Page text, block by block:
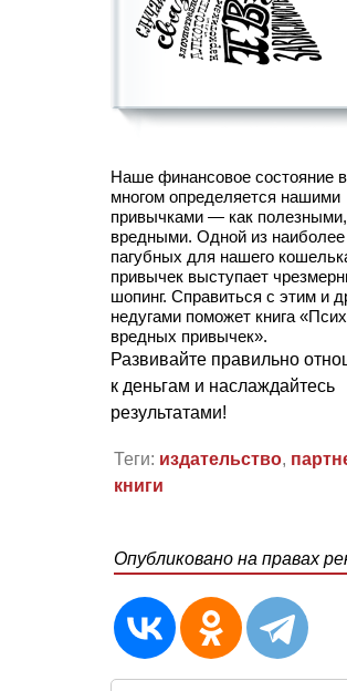
Наше финансовое состояние
многом определяется нашими
привычками — как полезными,
вредными. Одной из наиболее
пагубных для нашего
привычек выступает
шопинг. Справиться с этим и
недугами поможет книга
вредных привычек».
Развивайте правильно
к деньгам и наслаждайтесь
результатами!
Теги: издательство,
книги
Опубликовано на правах